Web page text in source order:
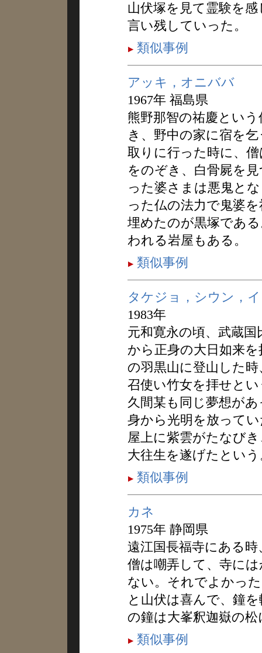
山伏塚を見て霊験を
言い残していった。
類似事例
アッキ，オニババ
1967年 福島県
熊野那智の祐慶とい
き、野中の家に宿を
取りに行った時に、
をのぞき、白骨屍を
った婆さまは悪鬼と
った仏の法力で鬼婆
埋めたのが黒塚であ
われる岩屋もある。
類似事例
タケジョ，シウン，
1983年
元和寛永の頃、武蔵
から正身の大日如来
の羽黒山に登山した
召使い竹女を拝せと
久間某も同じ夢想が
身から光明を放って
屋上に紫雲がたなび
大往生を遂げたとい
類似事例
カネ
1975年 静岡県
遠江国長福寺にある
僧は嘲弄して、寺に
ない。それでよかっ
と山伏は喜んで、鐘
の鐘は大峯釈迦嶽の
類似事例